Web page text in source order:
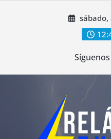
sábado,
Síguenos